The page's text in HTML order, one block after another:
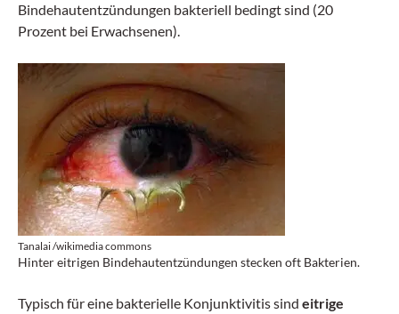
Bindehautentzündungen bakteriell bedingt sind (20
Prozent bei Erwachsenen).
Tanalai /wikimedia commons
Hinter eitrigen Bindehautentzündungen stecken oft Bakterien.
Typisch für eine bakterielle Konjunktivitis sind eitrige